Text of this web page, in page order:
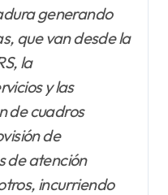
generando
que van desde la
la
y las
de cuadros
de
de atención
incurriendo